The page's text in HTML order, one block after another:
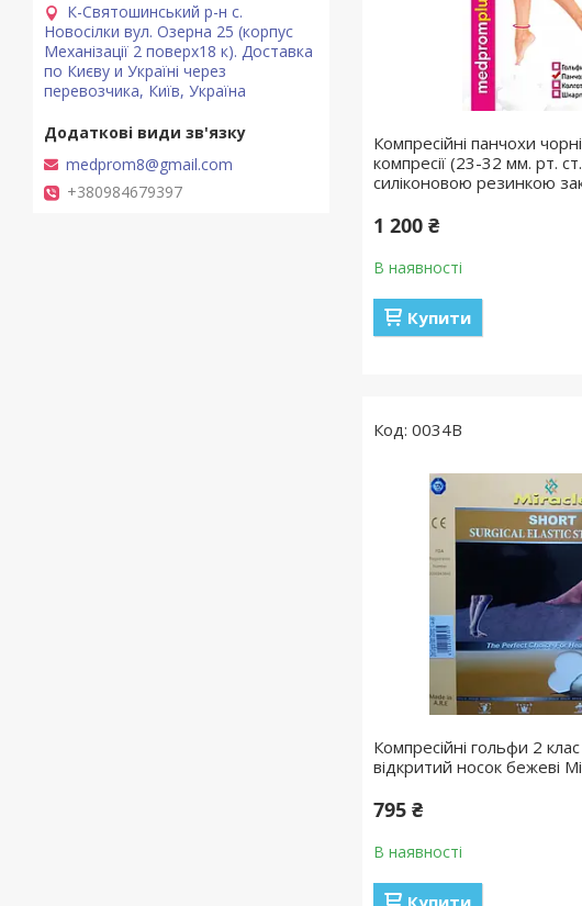
Компресійні панчохи
компресії (23-32 мм. рт.
силіконовою резинкою
1 200 ₴
В наявності
Купити
0034В
Компресійні гольфи 2 клас
відкритий носок бежеві
795 ₴
В наявності
К-Святошинський р-н с.
Новосілки вул. Озерна 25 (корпус
Механізації 2 поверх18 к). Доставка
по Києву и Україні через
перевозчика, Київ, Україна
medprom8@gmail.com
+380984679397